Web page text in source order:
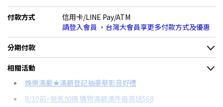
付款方式
信用卡/LINE Pay/ATM
請登入會員 ，台灣大會員享更多付款方式及優惠
分期付款
＊實際可分期數、適用利率，請以購物車顯示為主
信用卡分期
分期數 每期金額 配合銀行/業者
相關活動
娛樂滿載★滿額登記抽豪華影音好禮
8/10前~爸氣加碼 購物滿額滿件最高送$68